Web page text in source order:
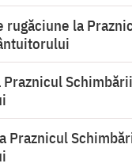
rugăciune la
Praznicul